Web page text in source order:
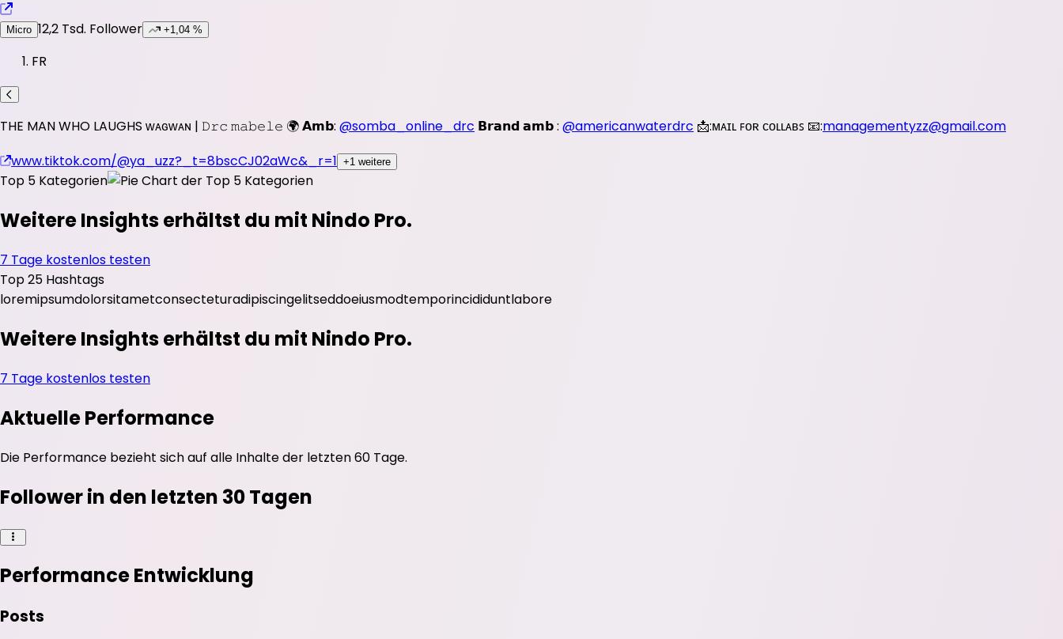
Micro 12,2 Tsd. Follower +1,04 %
FR
THE MAN WHO LAUGHS ᴡᴀɢᴡᴀɴ | 𝙳𝚛𝚌 𝚖𝚊𝚋𝚎𝚕𝚎 🌍 𝗔𝗺𝗯: @somba_online_drc 𝗕𝗿𝗮𝗻𝗱 𝗮𝗺𝗯 : @americanwaterdrc 📩:ᴍᴀɪʟ ꜰᴏʀ ᴄᴏʟʟᴀʙꜱ 📧:managementyzz@gmail.com
www.tiktok.com/@ya_uzz?_t=8bscCJ02aWc&_r=1 +1 weitere
Top 5 Kategorien
Weitere Insights erhältst du mit Nindo Pro.
7 Tage kostenlos testen
Top 25 Hashtags
loremipsumdolorsitametconsecteturadipiscingelitseddoeiusmodtemporincididuntlabore
Weitere Insights erhältst du mit Nindo Pro.
7 Tage kostenlos testen
Aktuelle Performance
Die Performance bezieht sich auf alle Inhalte der letzten 60 Tage.
Follower in den letzten 30 Tagen
Performance Entwicklung
Posts